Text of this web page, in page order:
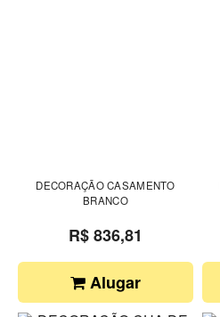
DECORAÇÃO CASAMENTO
BRANCO
R$ 836,81
Alugar